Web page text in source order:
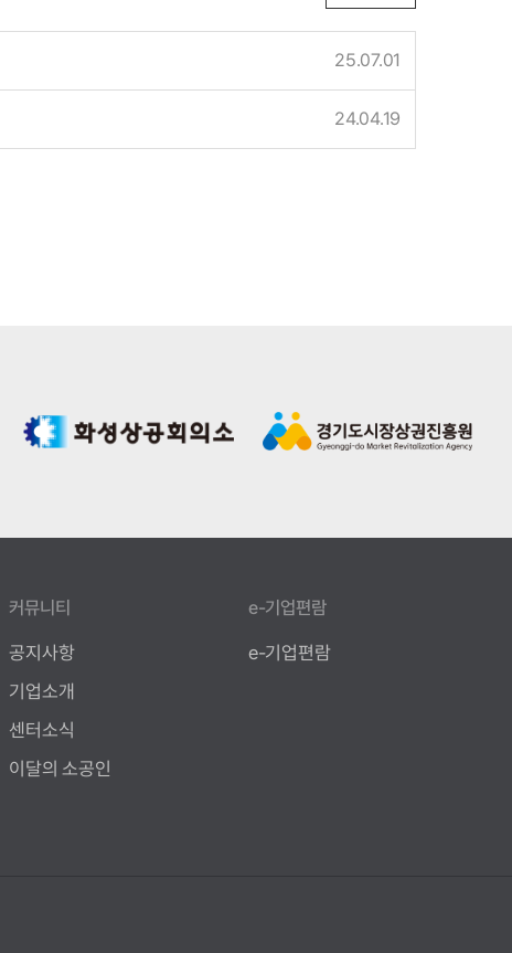
25.07.01
24.04.19
커뮤니티 e-기업편람
공지사항
기업소개
센터소식
이달의 소공인
e-기업편람